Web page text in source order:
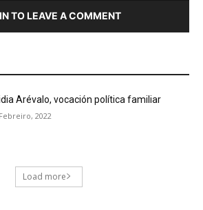
TO LEAVE A COMMENT
Arévalo, vocación política familiar
2022
Load more